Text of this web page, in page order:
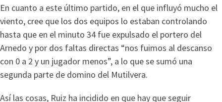
En cuanto a este último partido, en el que influyó mucho el
viento, cree que los dos equipos lo estaban controlando
hasta que en el minuto 34 fue expulsado el portero del
Arnedo y por dos faltas directas “nos fuimos al descanso
con 0 a 2 y un jugador menos”, a lo que se sumó una
segunda parte de domino del Mutilvera.
Así las cosas, Ruiz ha incidido en que hay que seguir